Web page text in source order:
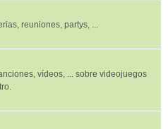
reuniones, partys, ...
vídeos, ... sobre videojuegos